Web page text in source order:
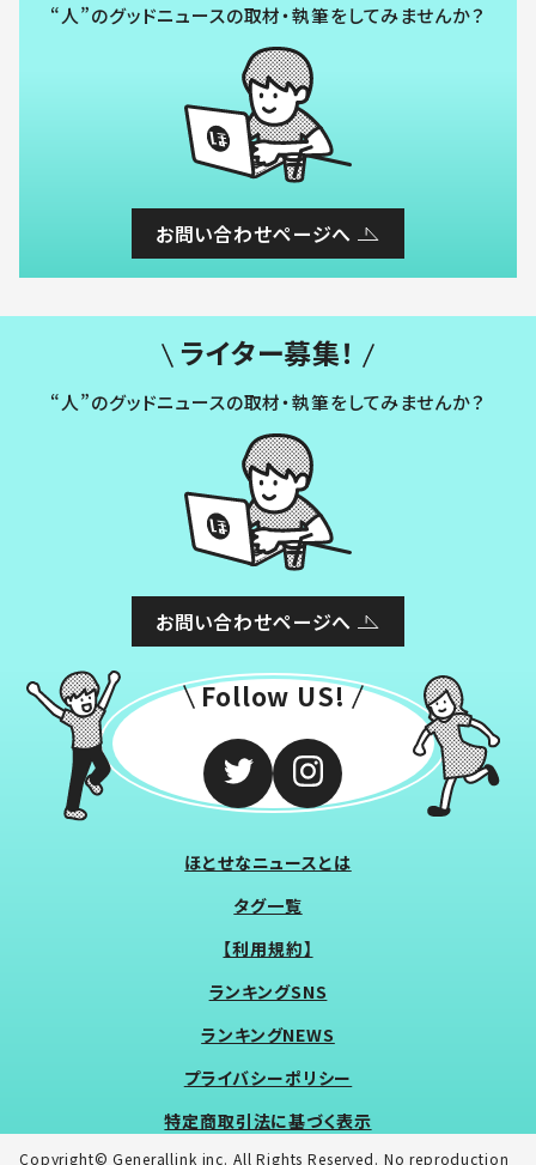
“人”のグッドニュースの取材・執筆をしてみませんか？
お問い合わせページへ
ライター募集！
“人”のグッドニュースの取材・執筆をしてみませんか？
お問い合わせページへ
Follow US!
ほとせなニュースとは
タグ一覧
【利用規約】
ランキングSNS
ランキングNEWS
プライバシーポリシー
特定商取引法に基づく表示
Copyright© Generallink inc. All Rights Reserved. No reproduction